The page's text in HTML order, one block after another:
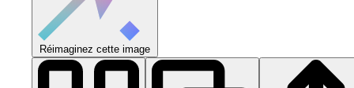
Réimaginez cette image